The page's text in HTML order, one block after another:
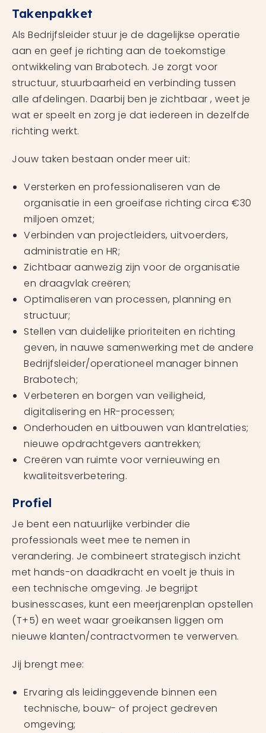
Takenpakket
Als Bedrijfsleider stuur je de dagelijkse operatie
aan en geef je richting aan de toekomstige
ontwikkeling van Brabotech. Je zorgt voor
structuur, stuurbaarheid en verbinding tussen
alle afdelingen. Daarbij ben je zichtbaar , weet je
wat er speelt en zorg je dat iedereen in dezelfde
richting werkt.
Jouw taken bestaan onder meer uit:
Versterken en professionaliseren van de
organisatie in een groeifase richting circa €30
miljoen omzet;
Verbinden van projectleiders, uitvoerders,
administratie en HR;
Zichtbaar aanwezig zijn voor de organisatie
en draagvlak creëren;
Optimaliseren van processen, planning en
structuur;
Stellen van duidelijke prioriteiten en richting
geven, in nauwe samenwerking met de andere
Bedrijfsleider/operationeel manager binnen
Brabotech;
Verbeteren en borgen van veiligheid,
digitalisering en HR-processen;
Onderhouden en uitbouwen van klantrelaties;
nieuwe opdrachtgevers aantrekken;
Creëren van ruimte voor vernieuwing en
kwaliteitsverbetering.
Profiel
Je bent een natuurlijke verbinder die
professionals weet mee te nemen in
verandering. Je combineert strategisch inzicht
met hands-on daadkracht en voelt je thuis in
een technische omgeving. Je begrijpt
businesscases, kunt een meerjarenplan opstellen
(T+5) en weet waar groeikansen liggen om
nieuwe klanten/contractvormen te verwerven.
Jij brengt mee:
Ervaring als leidinggevende binnen een
technische, bouw- of project gedreven
omgeving;